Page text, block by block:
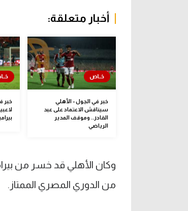
أخبار متعلقة:
خبر في الجول - الأهلي
سيناقش الاعتماد على عبد
القادر.. وموقف المدير
الرياضي
خبر
وكان الأهلي قد خسر من
من الدوري المصري الممتاز.